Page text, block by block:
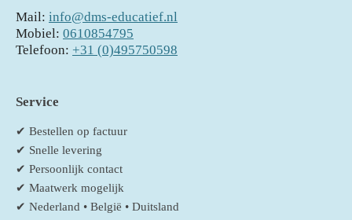
Mail: info@dms-educatief.nl
Mobiel: 0610854795
Telefoon: +31 (0)495750598
Service
✔ Bestellen op factuur
✔ Snelle levering
✔ Persoonlijk contact
✔ Maatwerk mogelijk
✔ Nederland • België • Duitsland